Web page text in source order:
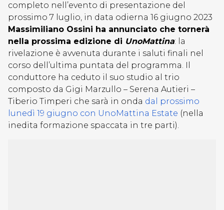
completo nell’evento di presentazione del
prossimo 7 luglio, in data odierna 16 giugno 2023
Massimiliano Ossini ha annunciato che tornerà
nella prossima edizione di UnoMattina: la
rivelazione è avvenuta durante i saluti finali nel
corso dell’ultima puntata del programma. Il
conduttore ha ceduto il suo studio al trio
composto da Gigi Marzullo – Serena Autieri –
Tiberio Timperi che sarà in onda dal prossimo
lunedì 19 giugno con UnoMattina Estate (nella
inedita formazione spaccata in tre parti).